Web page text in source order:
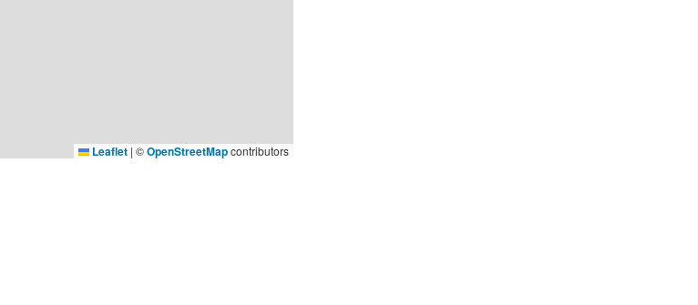
Leaflet | ©OpenStreetMapcontributors